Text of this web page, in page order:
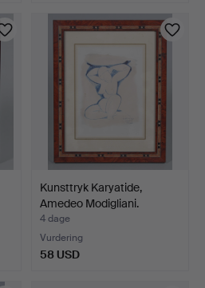
Kunsttryk Karyatide,
Amedeo Modigliani.
4 dage
Vurdering
58 USD